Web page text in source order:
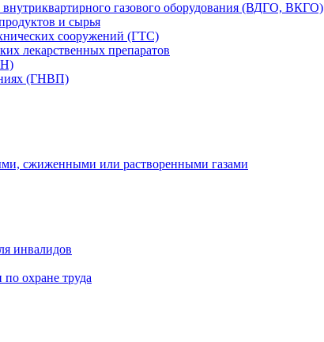
внутриквартирного газового оборудования (ВДГО, ВКГО)
и сырья
сооружений (ГТС)
лекарственных препаратов
(ГНВП)
сжиженными или растворенными газами
инвалидов
охране труда